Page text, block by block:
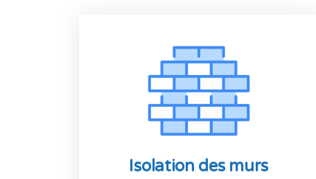
Isolation des murs